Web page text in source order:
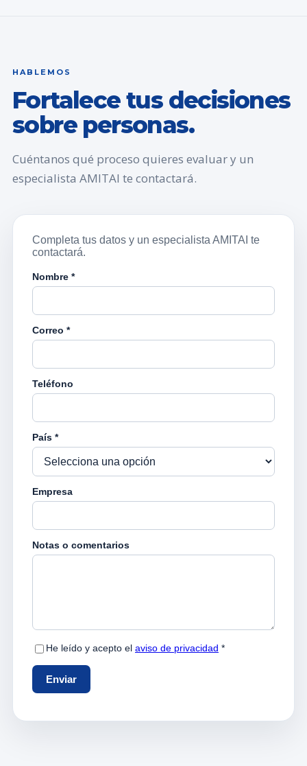
HABLEMOS
Fortalece tus decisiones
sobre personas.
Cuéntanos qué proceso quieres evaluar y un
especialista AMITAI te contactará.